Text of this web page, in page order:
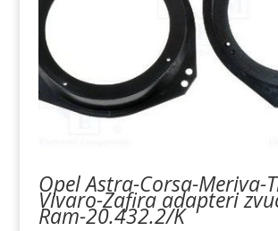
Opel Astra-Corsa-Meriva-
Vivaro-Zafira adapteri
Ram-20.432.2/K